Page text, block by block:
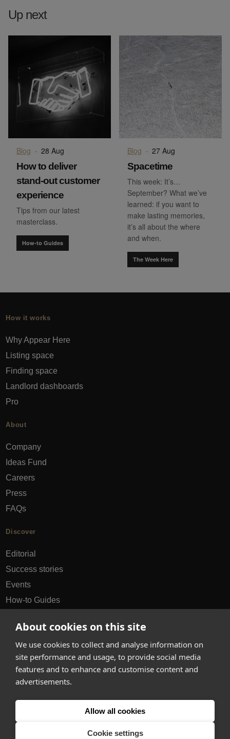
About cookies on this site
We use cookies to collect and analyse information on
site performance and usage, to provide social media
features and to enhance and customise content and
advertisements.
Allow all cookies
Cookie settings
Up next
Blog · 28 Aug
How to deliver
stand-out customer
experience
Tips from our latest
masterclass.
How-to Guides
Blog · 27 Aug
Spacetime
This week: It’s…
September? What we’ve
learned: if you want to
make lasting memories,
it’s all about the where
and when.
The Week Here
How it works
Why Appear Here
Listing space
Finding space
Landlord dashboards
Pro
About
Company
Ideas Fund
Careers
Press
FAQs
Discover
Editorial
Success stories
Events
How-to Guides
hello@appearhere.co.uk
United Kingdom
Errors and omissions accepted.Terms & Privacy